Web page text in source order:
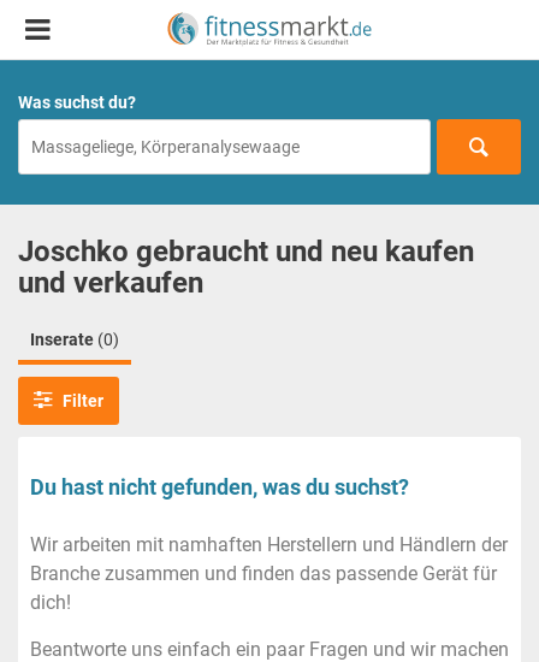
Was suchst du?
Joschko gebraucht und neu kaufen
und verkaufen
Inserate (0)
Filter
Du hast nicht gefunden, was du suchst?
Wir arbeiten mit namhaften Herstellern und Händlern der
Branche zusammen und finden das passende Gerät für
dich!
Beantworte uns einfach ein paar Fragen und wir machen